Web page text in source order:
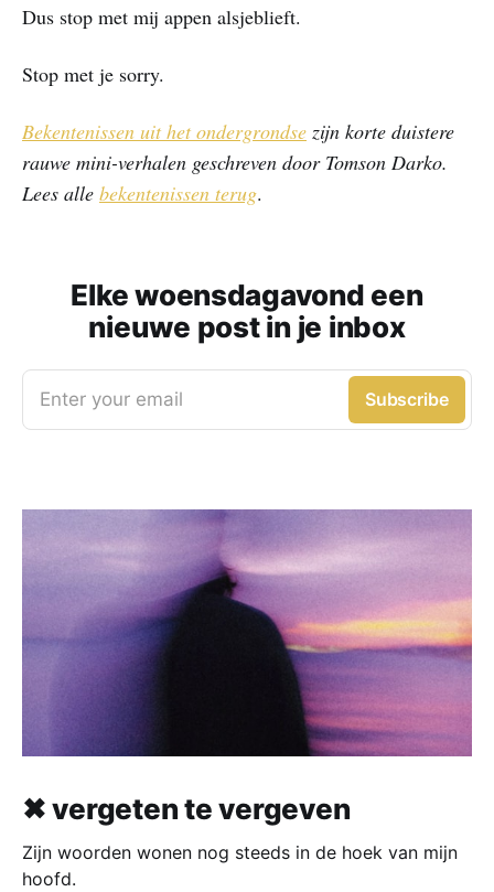
Dus stop met mij appen alsjeblieft.
Stop met je sorry.
Bekentenissen uit het ondergrondse zijn korte duistere
rauwe mini-verhalen geschreven door Tomson Darko.
Lees alle bekentenissen terug.
Elke woensdagavond een
nieuwe post in je inbox
Enter your email Subscribe
✖ vergeten te vergeven
Zijn woorden wonen nog steeds in de hoek van mijn
hoofd.